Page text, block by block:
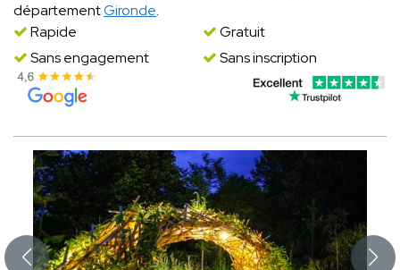
départementGironde.
Rapide
Gratuit
Sans engagement
Sans inscription